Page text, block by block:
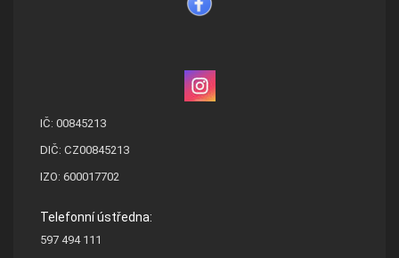
IČ: 00845213
DIČ: CZ00845213
IZO: 600017702
Telefonní ústředna:
597 494 111